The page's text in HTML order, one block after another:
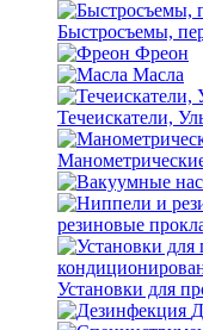
Быстросъемы,
Фреон
Масла
Течеискатели,
резиновые
Установки для